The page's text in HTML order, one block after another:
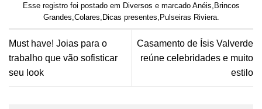
Esse registro foi postado em Diversos e marcado Anéis Brincos
Grandes Colares Dicas presentes Pulseiras Riviera.
Must have! Joias para o
trabalho que vão sofisticar
seu look
Casamento de Ísis Valverde
reúne celebridades e muito
estilo